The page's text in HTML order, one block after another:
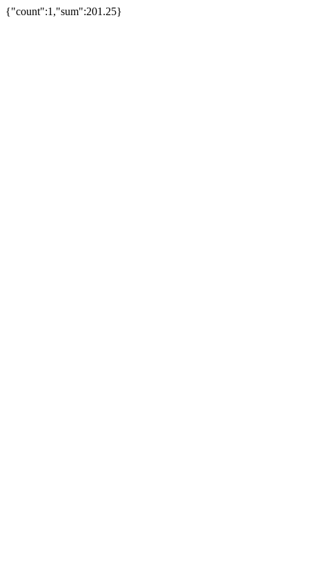
{"count":1,"sum":201.25}